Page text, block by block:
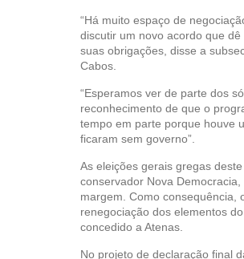
“Há muito espaço de
discutir um novo acordo que
suas obrigações, disse a
Cabos.
“Esperamos ver de parte dos
reconhecimento de que o
tempo em parte porque houve
ficaram sem governo”.
As eleições gerais gregas
conservador Nova
margem. Como consequência,
renegociação dos elementos
concedido a Atenas.
No projeto de declaração final